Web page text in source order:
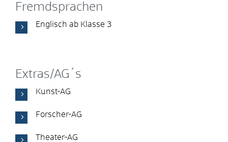
Fremdsprachen
Englisch ab Klasse 3
Extras/AG´s
Kunst-AG
Forscher-AG
Theater-AG